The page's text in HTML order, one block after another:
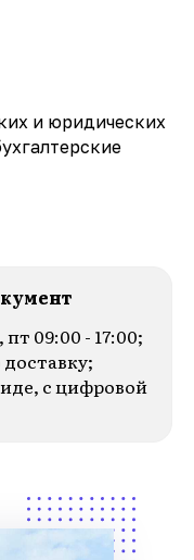
и юридических
09:00 - 17:00;
доставку;
с цифровой